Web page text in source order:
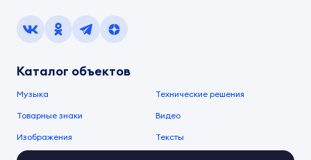
Каталог объектов
Музыка Технические решения
Товарные знаки Видео
Изображения Тексты